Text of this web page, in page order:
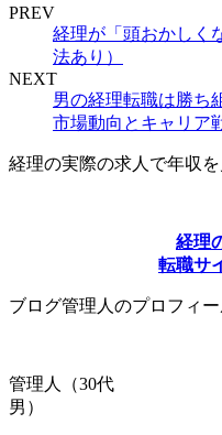
PREV
経理が「頭おかしく
法あり）
NEXT
男の経理転職は勝ち
市場動向とキャリア
経理の実際の求人で年収
経理
転職サ
ブログ管理人のプロフィ
管理人（30代
男）